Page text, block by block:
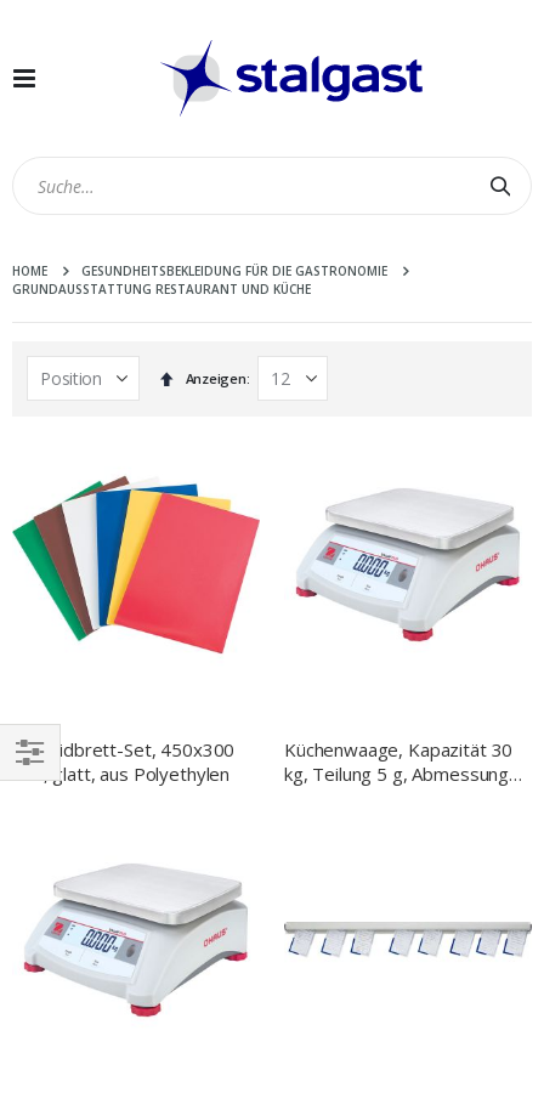
Navigation
HOME
GESUNDHEITSBEKLEIDUNG FÜR DIE GASTRONOMIE
GRUNDAUSSTATTUNG RESTAURANT UND KÜCHE
In
absteigender
Anzeigen
Schneidbrett-Set, 450x300
mm, glatt, aus Polyethylen
Küchenwaage, Kapazität 30
kg, Teilung 5 g, Abmessung
EINKAUFEN